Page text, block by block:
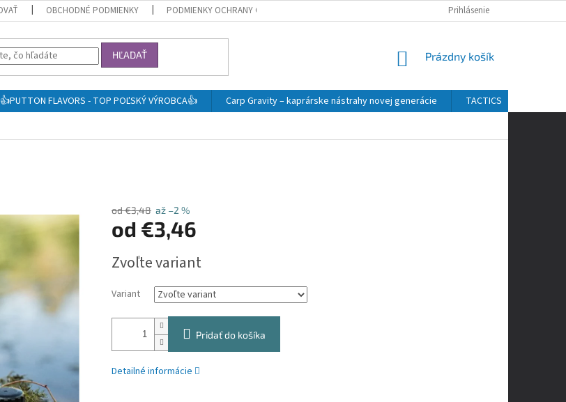
OBCHODNÉ PODMIENKY PODMIENKY OCHRANY OSOBNÝCH ÚDAJOV Prihlásenie
HĽADAŤ
NÁKUPNÝ
Prázdny košík
👍PUTTON FLAVORS - TOP POĽSKÝ VÝROBCA👍 Carp Gravity – kaprárske nástrahy novej generácie TACTICS
od €3,48 až –2 %
od €3,46
cena:
Zvoľte variant
Variant
Pridať do košíka
Detailné informácie